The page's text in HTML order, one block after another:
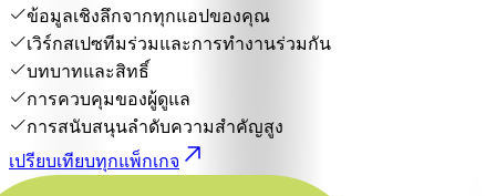
ข้อมูลเชิงลึกจากทุกแอปของคุณ
เวิร์กสเปซทีมร่วมและการทำงานร่วมกัน
บทบาทและสิทธิ์
การควบคุมของผู้ดูแล
การสนับสนุนลำดับความสำคัญสูง
เปรียบเทียบทุกแพ็กเกจ